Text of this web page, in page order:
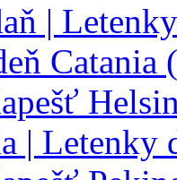
|
Catania
| Letenky